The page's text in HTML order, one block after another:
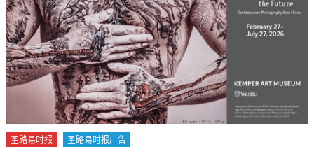
圣路易时报 圣路易时报广告